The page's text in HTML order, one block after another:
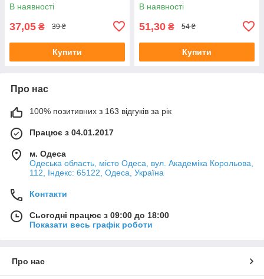
В наявності
37,05 ₴ 39 ₴
Купити
В наявності
51,30 ₴ 54 ₴
Купити
Про нас
100% позитивних з 163 відгуків за рік
Працює з 04.01.2017
м. Одеса
Одеська область, місто Одеса, вул. Академіка Корольова,
112, Індекс: 65122, Одеса, Україна
Контакти
Сьогодні працює з 09:00 до 18:00
Показати весь графік роботи
Про нас